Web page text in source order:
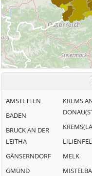
AMSTETTEN
BADEN
BRUCK AN DER
LEITHA
GÄNSERNDORF
GMÜND
KREMS
MELK